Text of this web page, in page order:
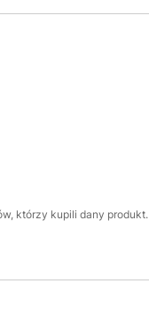
którzy kupili dany produkt.